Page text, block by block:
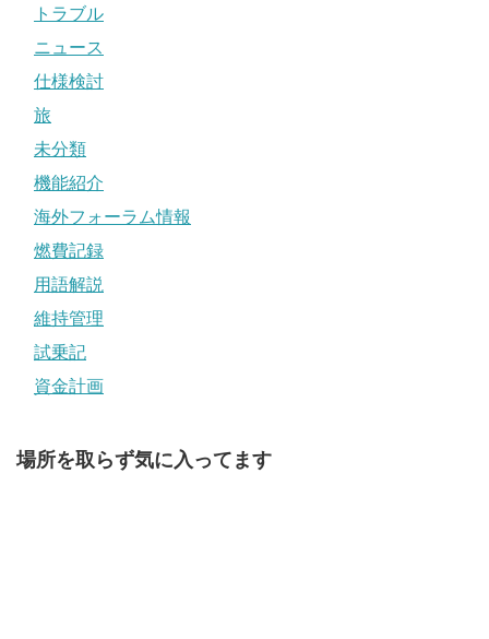
トラブル
ニュース
仕様検討
旅
未分類
機能紹介
海外フォーラム情報
燃費記録
用語解説
維持管理
試乗記
資金計画
場所を取らず気に入ってます